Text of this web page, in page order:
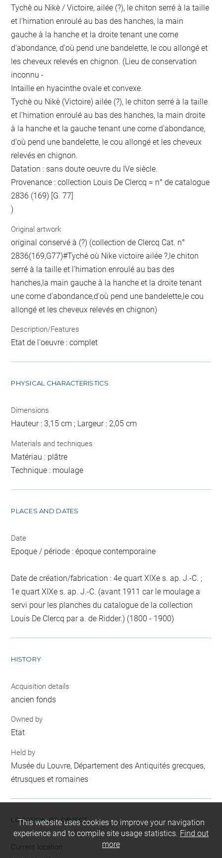
Tychè ou Nikè / Victoire, ailée (?), le chiton serré à la taille
et l'himation enroulé au bas des hanches, la main
gauche à la hanche et la droite tenant une corne
d'abondance, d'où pend une bandelette, le cou allongé et
les cheveux relevés en chignon. (Lieu de conservation
inconnu -
Intaille en hyacinthe ovale et convexe.
Tychè ou Nikè (Victoire) ailée (?), le chiton serré à la taille
et l'himation enroulé au bas des hanches, la main droite
à la hanche et la gauche tenant une corne d'abondance,
d'où pend une bandelette, le cou allongé et les cheveux
relevés en chignon.
Datation : sans doute oeuvre du IVe siècle.
Provenance : collection Louis De Clercq = n° de catalogue
2836 (169) [G. 77]
)
Original artwork
original conservé à (?) (collection de Clercq Cat. n°
2836(169,G77)#Tyché où Nike victoire ailée ?,le chiton
serré à la taille et l'himation enroulé au bas des
hanches,la main gauche à la hanche et la droite tenant
une corne d'abondance,d'où pend une bandelette,le cou
allongé et les cheveux relevés en chignon)
Description/Features
Etat de l'oeuvre : complet
PHYSICAL CHARACTERISTICS
Dimensions
Hauteur : 3,15 cm ; Largeur : 2,05 cm
Materials and techniques
Matériau : plâtre
Technique : moulage
PLACES AND DATES
Date
Epoque / période : époque contemporaine
Date de création/fabrication : 4e quart XIXe s. ap. J.-C. ;
1e quart XIXe s. ap. J.-C. (avant 1911 car le moulage a
servi pour les planches du catalogue de la collection
Louis De Clercq par a. de Ridder.) (1800 - 1900)
HISTORY
Acquisition details
ancien fonds
Owned by
Etat
Held by
Musée du Louvre, Département des Antiquités grecques,
étrusques et romaines
LOCATION OF OBJECT
Current location
This website uses cookies to improve your navigation
experience and to compile site usage statistics. Find out
more